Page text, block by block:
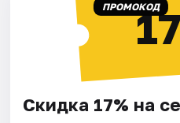
ПРОМОКОД
Скидка 17% на